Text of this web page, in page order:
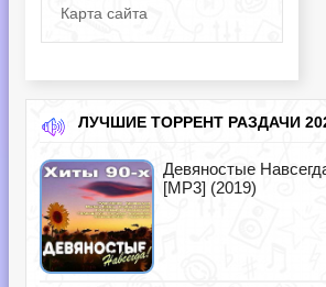
Карта сайта
ЛУЧШИЕ ТОРРЕНТ РАЗДАЧИ
Девяностые
[MP3] (2019)